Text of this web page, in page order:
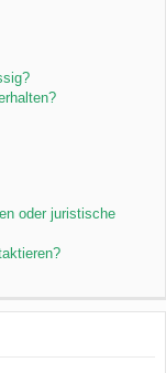
oder juristische